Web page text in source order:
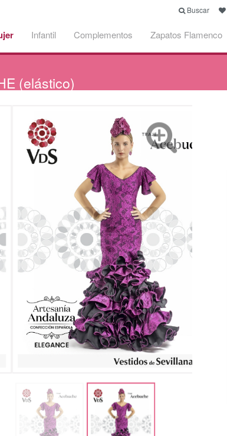
Buscar
Infantil Complementos Zapatos Flamenco
(elástico)